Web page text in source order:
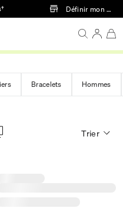
Passer au contenu principal
Définir mon
Bracelets Hommes
Trier